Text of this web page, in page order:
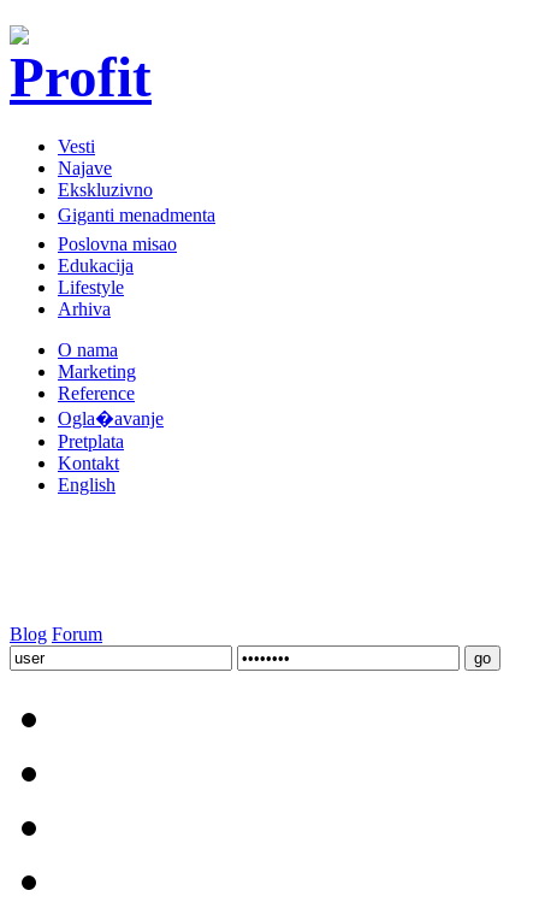
Vesti
Najave
Ekskluzivno
Giganti menadmenta
Poslovna misao
Edukacija
Lifestyle
Arhiva
O nama
Marketing
Reference
Ogla�avanje
Pretplata
Kontakt
English
Blog Forum